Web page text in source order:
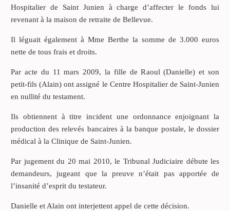
Hospitalier de Saint Junien à charge d’affecter le fonds lui
revenant à la maison de retraite de Bellevue.
Il léguait également à Mme Berthe la somme de 3.000 euros
nette de tous frais et droits.
Par acte du 11 mars 2009, la fille de Raoul (Danielle) et son
petit-fils (Alain) ont assigné le Centre Hospitalier de Saint-Junien
en nullité du testament.
Ils obtiennent à titre incident une ordonnance enjoignant la
production des relevés bancaires à la banque postale, le dossier
médical à la Clinique de Saint-Junien.
Par jugement du 20 mai 2010, le Tribunal Judiciaire débute les
demandeurs, jugeant que la preuve n’était pas apportée de
l’insanité d’esprit du testateur.
Danielle et Alain ont interjettent appel de cette décision.